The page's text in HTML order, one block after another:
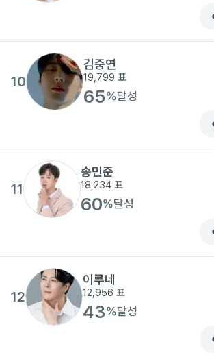
10
김중연
19,799 표
65%달성
11
송민준
18,234 표
60%달성
12
이루네
12,956 표
43%달성